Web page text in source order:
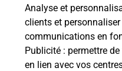
Analyse et
clients et
communications en
Publicité : permettre
en lien avec vos
Besoin d’un système
et/ou à l’extérieur de
les offres téléalarme
SINCENY.